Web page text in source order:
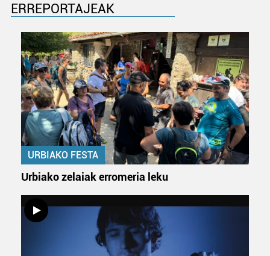
ERREPORTAJEAK
URBIAKO FESTA
Urbiako zelaiak erromeria leku